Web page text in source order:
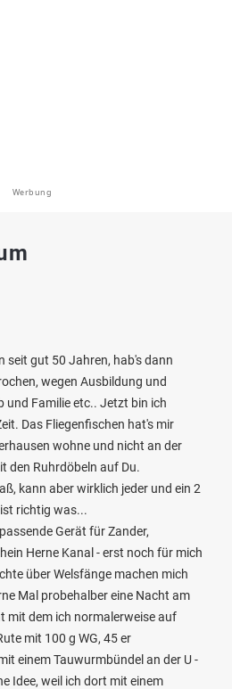
Werbung
seit gut 50 Jahren, hab's dann
wegen Ausbildung und
und Familie etc.. Jetzt bin ich
Das Fliegenfischen hat's mir
wohne und nicht an der
den Ruhrdöbeln auf Du.
kann aber wirklich jeder und ein 2
richtig was...
Gerät für Zander,
Herne Kanal - erst noch für mich
über Welsfänge machen mich
Mal probehalber eine Nacht am
mit dem ich normalerweise auf
mit 100 g WG, 45 er
einem Tauwurmbündel an der U -
Idee, weil ich dort mit einem